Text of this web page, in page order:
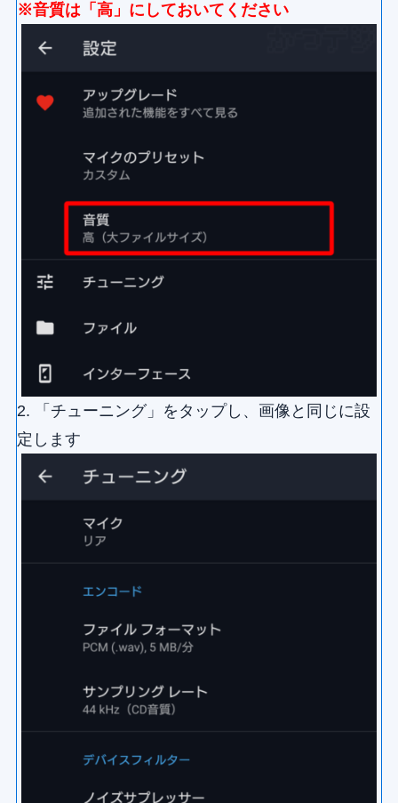
※音質は「高」にしておいてください
2. 「チューニング」をタップし、画像と同じに設
定します